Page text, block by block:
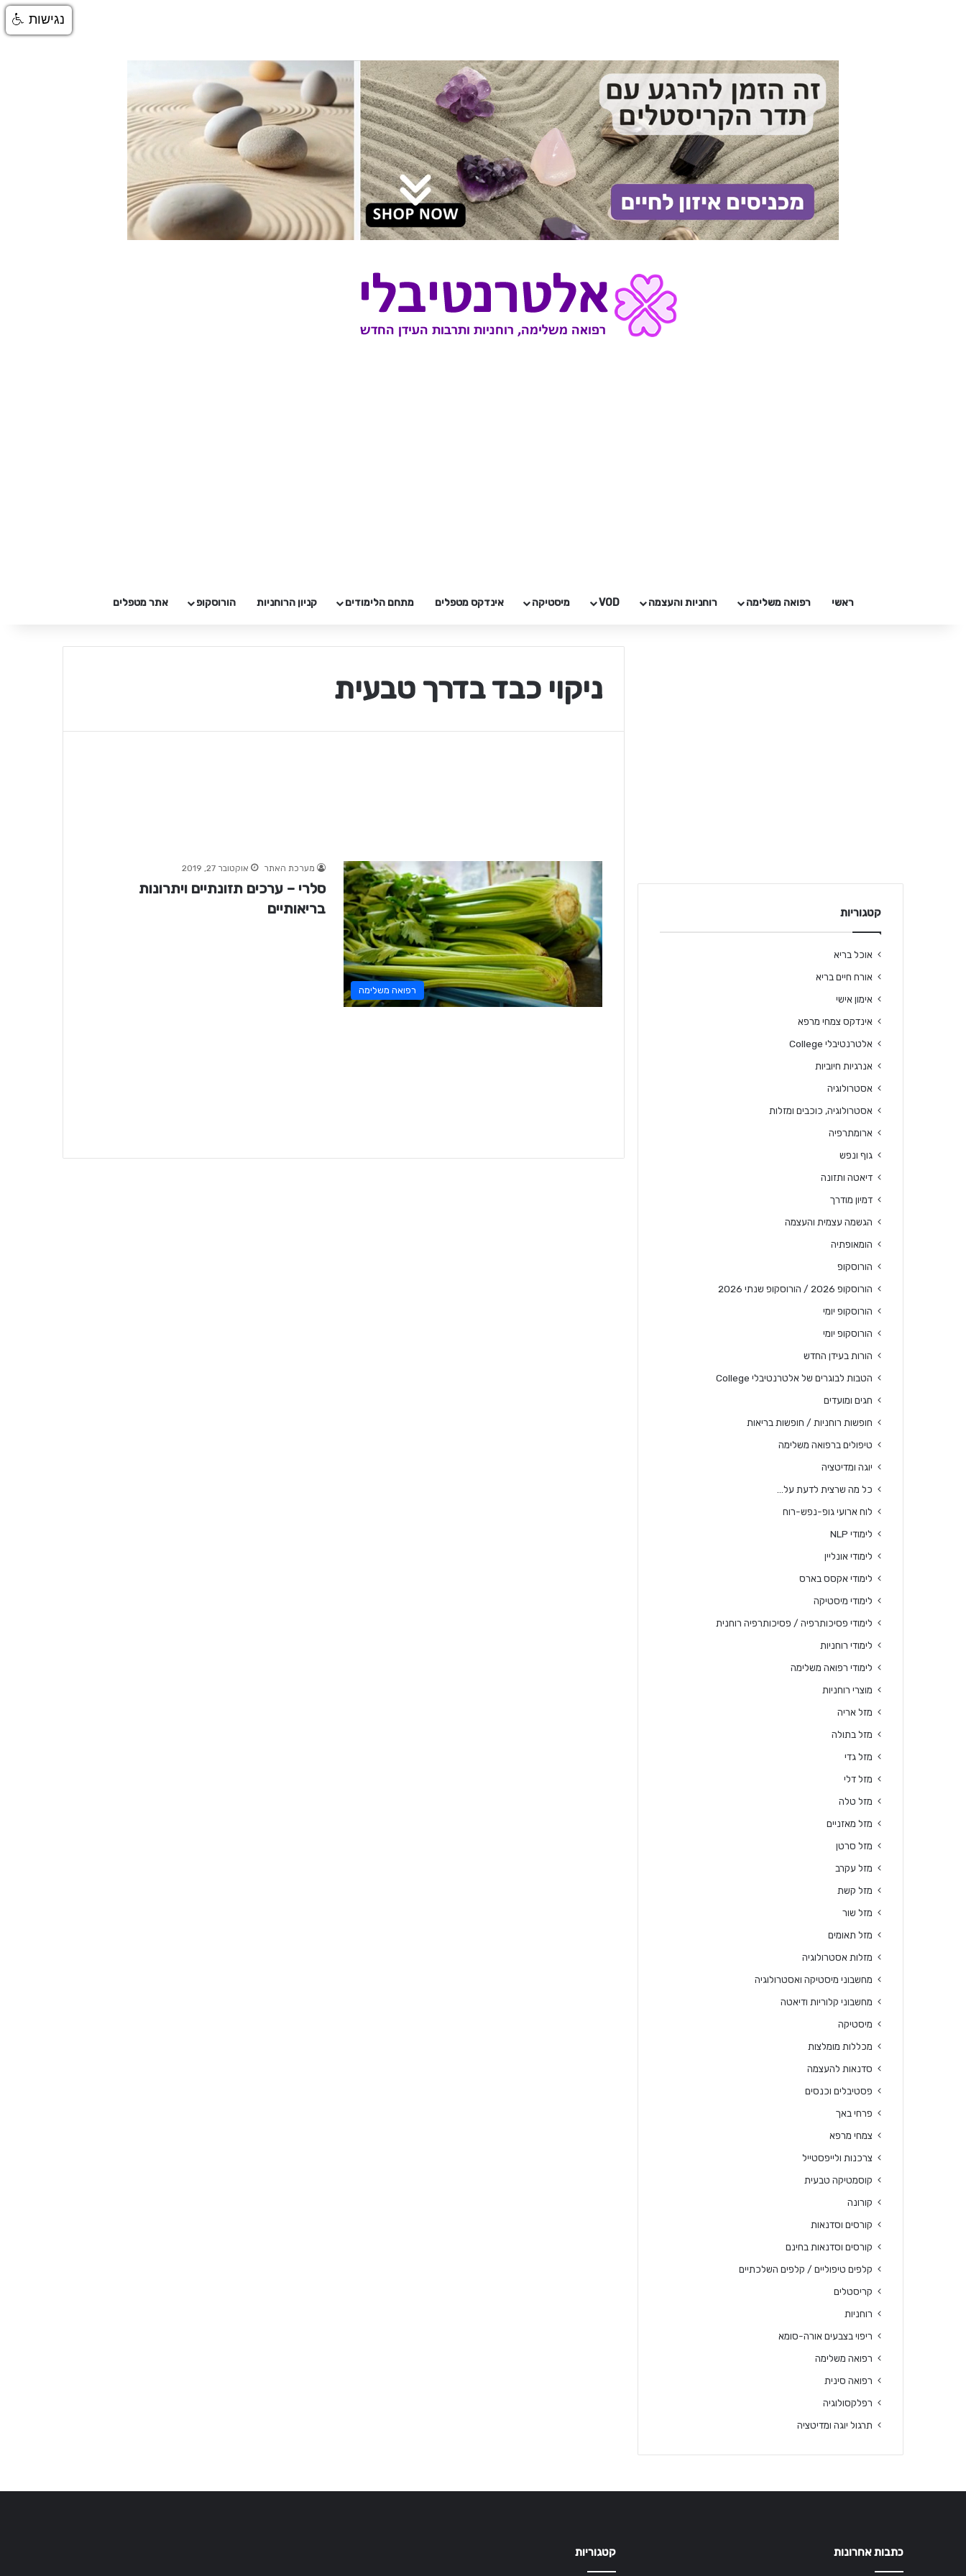
ראשי רפואה משלימה רוחניות והעצמה VOD מיסטיקה אינדקס מטפלים מתחם הלימודים קניון הרוחניות הורוסקופ אתר מטפלים
ניקוי כבד בדרך טבעית
רפואה משלימה
מערכת האתר אוקטובר 27, 2019
סלרי – ערכים תזונתיים ויתרונות
בריאותיים
קטגוריות
אוכל בריא
אורח חיים בריא
אימון אישי
אינדקס צמחי מרפא
אלטרנטיבלי College
אנרגיות חיוביות
אסטרולוגיה
אסטרולוגיה, כוכבים ומזלות
ארומתרפיה
גוף ונפש
דיאטה ותזונה
דמיון מודרך
הגשמה עצמית והעצמה
הומאופתיה
הורוסקופ
הורוסקופ 2026 / הורוסקופ שנתי 2026
הורוסקופ יומי
הורוסקופ יומי
הורות בעידן החדש
הטבות לבוגרים של אלטרנטיבלי College
חגים ומועדים
חופשות רוחניות / חופשות בריאות
טיפולים ברפואה משלימה
יוגה ומדיטציה
כל מה שרצית לדעת על…
לוח ארועי גופ-נפש-רוח
לימודי NLP
לימודי אונליין
לימודי אקסס בארס
לימודי מיסטיקה
לימודי פסיכותרפיה / פסיכותרפיה רוחנית
לימודי רוחניות
לימודי רפואה משלימה
מוצרי רוחניות
מזל אריה
מזל בתולה
מזל גדי
מזל דלי
מזל טלה
מזל מאזניים
מזל סרטן
מזל עקרב
מזל קשת
מזל שור
מזל תאומים
מזלות אסטרולוגיה
מחשבוני מיסטיקה ואסטרולוגיה
מחשבוני קלוריות ודיאטה
מיסטיקה
מכללות מומלצות
סדנאות להעצמה
פסטיבלים וכנסים
פרחי באך
צמחי מרפא
צרכנות ולייפסטייל
קוסמטיקה טבעית
קורונה
קורסים וסדנאות
קורסים וסדנאות בחינם
קלפים טיפוליים / קלפים השלכתיים
קריסטלים
רוחניות
ריפוי בצבעים אורה-סומא
רפואה משלימה
רפואה סינית
רפלקסולוגיה
תרגול יוגה ומדיטציה
כתבות אחרונות קטגוריות
נגישות